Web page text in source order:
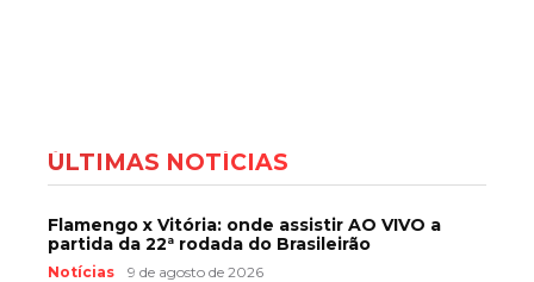
ÚLTIMAS NOTÍCIAS
Flamengo x Vitória: onde assistir AO VIVO a
partida da 22ª rodada do Brasileirão
Notícias 9 de agosto de 2026